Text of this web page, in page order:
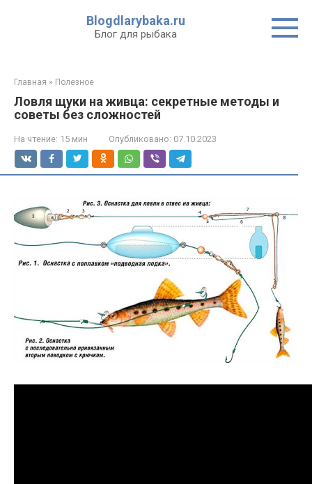
Blogdlarybaka.ru
Блог для рыбака
Главная » Полезное
Ловля щуки на живца: секретные методы и
советы без сложностей
На чтение: 15 мин Опубликовано: 07.10.2023